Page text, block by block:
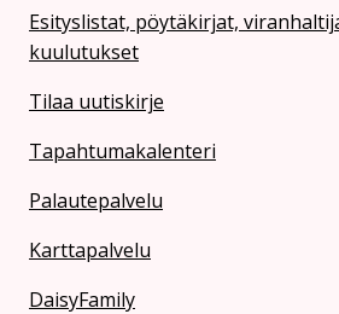
Esityslistat, pöytäkirjat,
kuulutukset
Tilaa uutiskirje
Tapahtumakalenteri
Palautepalvelu
Karttapalvelu
DaisyFamily